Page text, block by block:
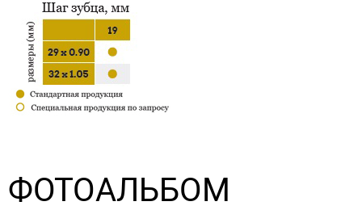
ФОТОАЛЬБОМ